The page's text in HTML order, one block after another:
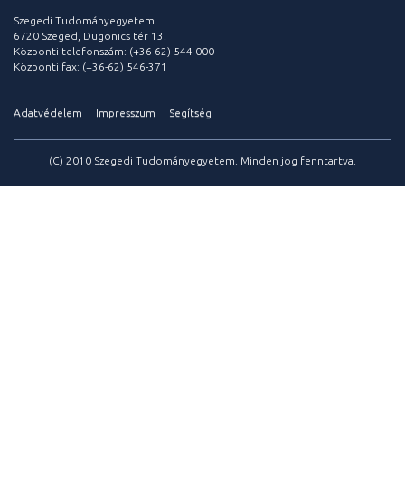
Szegedi Tudományegyetem
6720 Szeged, Dugonics tér 13.
Központi telefonszám: (+36-62) 544-000
Központi fax: (+36-62) 546-371
Adatvédelem Impresszum Segítség
(C) 2010 Szegedi Tudományegyetem. Minden jog fenntartva.